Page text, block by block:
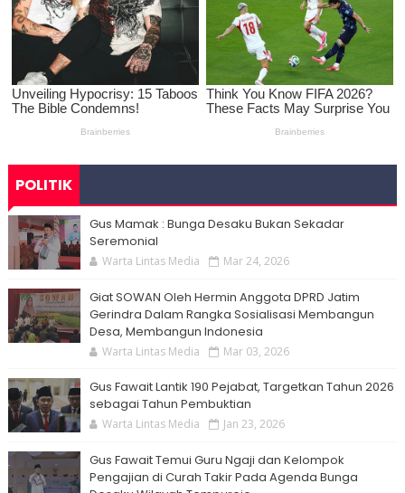
POLITIK
Gus Mamak : Bunga Desaku Bukan Sekadar
Seremonial
Warta Lintas Media Mar 24, 2026
Giat SOWAN Oleh Hermin Anggota DPRD Jatim
Gerindra Dalam Rangka Sosialisasi Membangun
Desa, Membangun Indonesia
Warta Lintas Media Mar 03, 2026
Gus Fawait Lantik 190 Pejabat, Targetkan Tahun 2026
sebagai Tahun Pembuktian
Warta Lintas Media Jan 23, 2026
Gus Fawait Temui Guru Ngaji dan Kelompok
Pengajian di Curah Takir Pada Agenda Bunga